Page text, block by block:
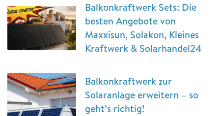
Balkonkraftwerk Sets: Die
besten Angebote von
Maxxisun, Solakon, Kleines
Kraftwerk & Solarhandel24
Balkonkraftwerk zur
Solaranlage erweitern – so
geht’s richtig!